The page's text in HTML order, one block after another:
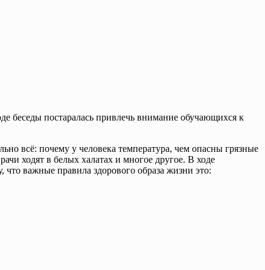
беседы постаралась привлечь внимание обучающихся к
всё: почему у человека температура, чем опасны грязные
ходят в белых халатах и многое другое. В ходе
важные правила здорового образа жизни это: